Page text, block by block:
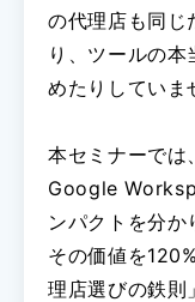
の代理店も同じ
り、ツールの
めたりしていま
本セミナーでは
Google
ンパクトを分か
その価値を
理店選びの鉄則